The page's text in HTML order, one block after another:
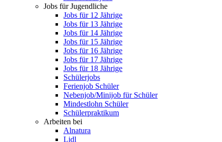
Jobs für Jugendliche
Jobs für 12 Jährige
Jobs für 13 Jährige
Jobs für 14 Jährige
Jobs für 15 Jährige
Jobs für 16 Jährige
Jobs für 17 Jährige
Jobs für 18 Jährige
Schülerjobs
Ferienjob Schüler
Nebenjob/Minijob für Schüler
Mindestlohn Schüler
Schülerpraktikum
Arbeiten bei
Alnatura
Lidl